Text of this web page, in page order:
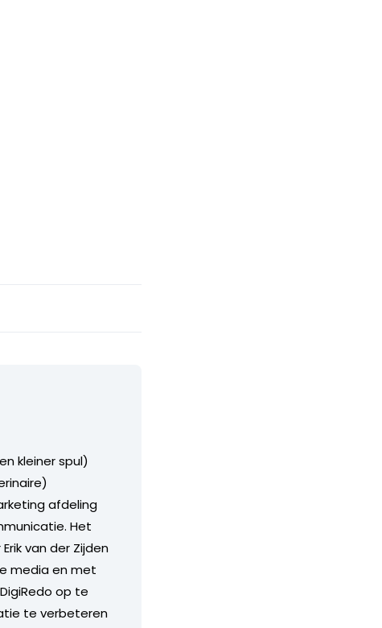
kleiner spul)
afdeling
Het
van der Zijden
media en met
op te
te verbeteren